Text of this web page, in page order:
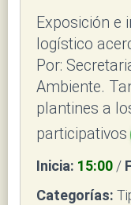
Exposición e
logístico
Por:
Ambiente.
plantines a
participativos
Inicia: 15:00 /
Categorías: